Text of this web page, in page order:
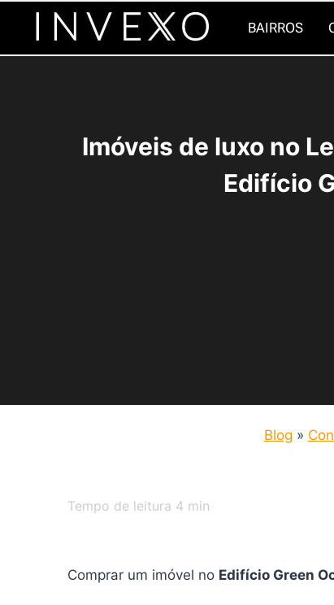
o
BAIRROS
Imóveis de luxo no
Edifício
Blog »
Tempo de leitura 4 min
Comprar um imóvel no Edifício Green